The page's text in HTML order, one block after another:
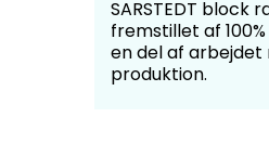
SARSTEDT block
fremstillet af
en del af arbejdet
produktion.